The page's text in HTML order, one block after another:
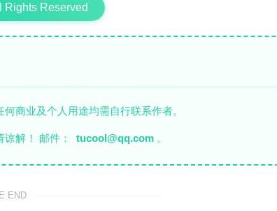
Reserved
商业及个人用途均需自行联系作者。
解！ 邮件： tucool@qq.com 。
END